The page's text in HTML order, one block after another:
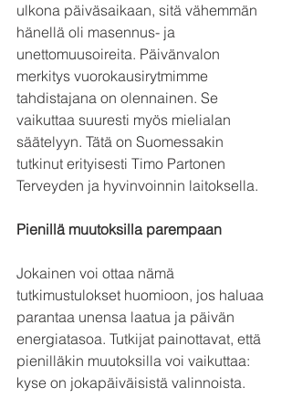
ulkona päiväsaikaan, sitä vähemmän
hänellä oli masennus- ja
unettomuusoireita. Päivänvalon
merkitys vuorokausirytmimme
tahdistajana on olennainen. Se
vaikuttaa suuresti myös mielialan
säätelyyn. Tätä on Suomessakin
tutkinut erityisesti Timo Partonen
Terveyden ja hyvinvoinnin laitoksella.
Pienillä muutoksilla parempaan
Jokainen voi ottaa nämä
tutkimustulokset huomioon, jos haluaa
parantaa unensa laatua ja päivän
energiatasoa. Tutkijat painottavat, että
pienilläkin muutoksilla voi vaikuttaa:
kyse on jokapäiväisistä valinnoista.